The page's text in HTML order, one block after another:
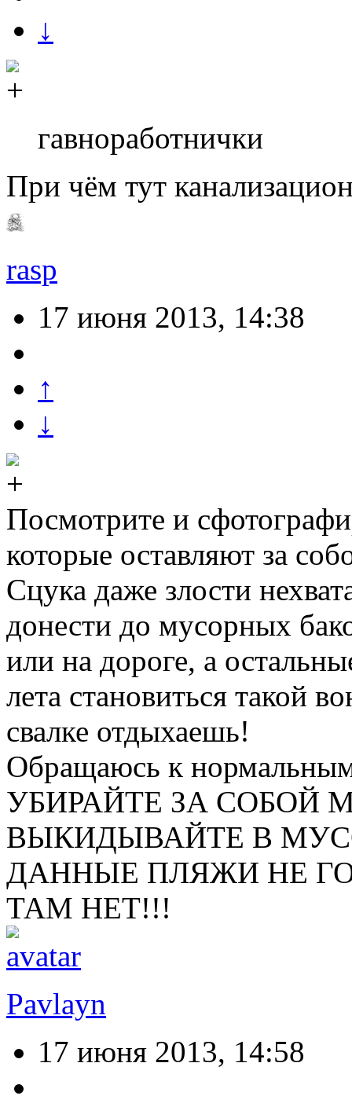
↓
гавноработнички
При чём тут
rasp
17 июня 2013, 14:38
↑
↓
Посмотрите и
которые оставляют за
Сцука даже злости
донести до мусорных
или на дороге, а
лета становиться такой
свалке отдыхаешь!
Обращаюсь к
УБИРАЙТЕ ЗА СОБОЙ
ВЫКИДЫВАЙТЕ В
ДАННЫЕ ПЛЯЖИ НЕ
ТАМ НЕТ!!!
Pavlayn
17 июня 2013, 14:58